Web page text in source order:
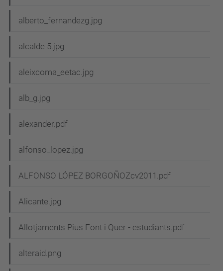
alberto_fernandezg.jpg
alcalde 5.jpg
aleixcoma_eetac.jpg
alb_g.jpg
alexander.pdf
alfonso_lopez.jpg
ALFONSO LÓPEZ BORGOÑOZcv2011.pdf
Alicante.jpg
Allotjaments Pius Font i Quer - estudiants.pdf
alteraid.png